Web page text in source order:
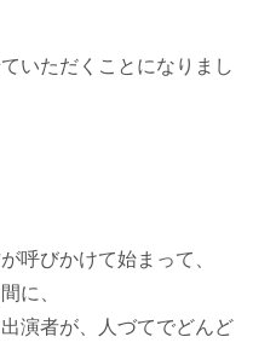
いただくことになりまし
呼びかけて始まって、
に、
演者が、人づてでどんど